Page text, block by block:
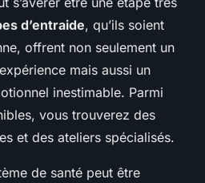
d’entraide, qu’ils soient
offrent non seulement un
mais aussi un
inestimable. Parmi
vous trouverez des
et des ateliers spécialisés.
de santé peut être